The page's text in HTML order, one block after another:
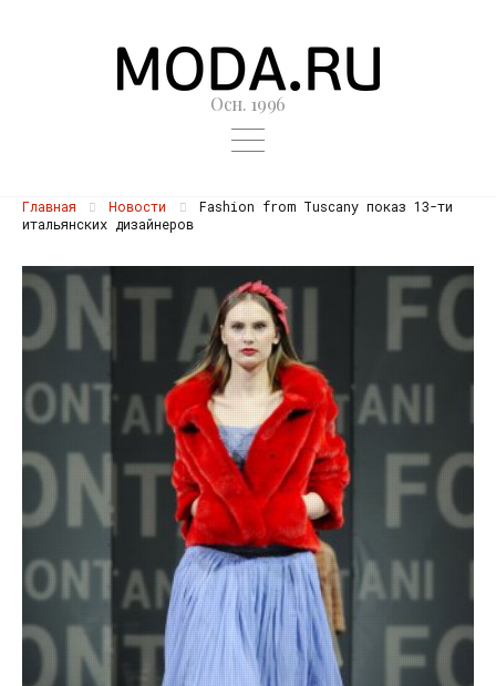
Осн. 1996
Главная Новости
Fashion from Tuscany показ 13-ти
итальянских дизайнеров